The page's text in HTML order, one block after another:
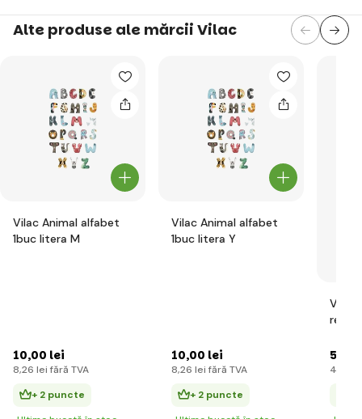
Alte produse ale mărcii Vilac
Vilac Animal alfabet
1buc litera M
10,00 lei
8,26 lei fără TVA
+ 2 puncte
Vilac Animal alfabet
1buc litera Y
10,00 lei
8,26 lei fără TVA
+ 2 puncte
Vilac
599
495